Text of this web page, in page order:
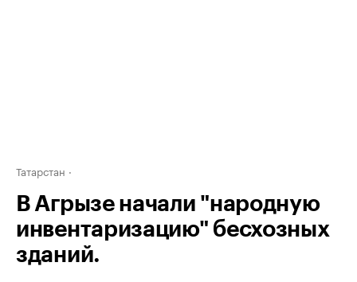
Татарстан
В Агрызе начали "народную
инвентаризацию" бесхозных
зданий.